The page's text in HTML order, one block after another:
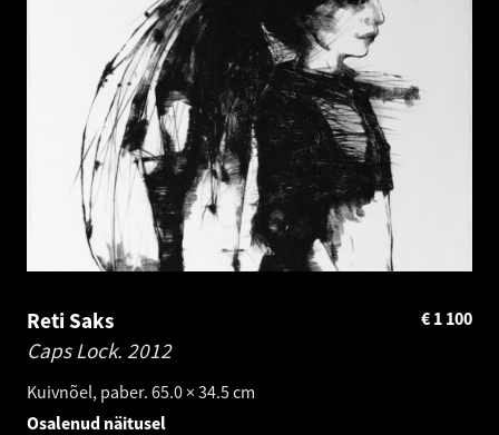
Reti Saks
Caps Lock. 2012
Kuivnõel, paber. 65.0 × 34.5 cm
1 100
€
Osalenud näitusel